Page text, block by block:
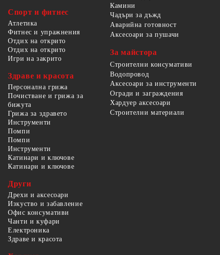
Спорт и фитнес
Атлетика
Фитнес и упражнения
Отдих на открито
Отдих на открито
Игри на закрито
Здраве и красота
Персонална грижа
Почистване и грижа за
бижута
Грижа за здравето
Камини
Чадъри за дъжд
Аварийна готовност
Аксесоари за пушачи
За майстора
Строителни консумативи
Водопровод
Аксесоари за инструменти
Огради и заграждения
Хардуер аксесоари
Строителни материали
Инструменти
Помпи
Помпи
Инструменти
Катинари и ключове
Катинари и ключове
Други
Дрехи и аксесоари
Изкуство и забавление
Офис консумативи
Чанти и куфари
Електроника
Здраве и красота